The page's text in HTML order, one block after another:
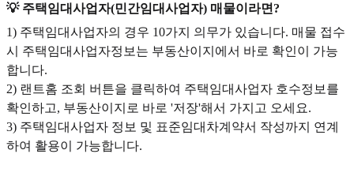
💡 주택임대사업자(민간임대사업자) 매물이라면?
1) 주택임대사업자의 경우 10가지 의무가 있습니다. 매물 접수
시 주택임대사업자정보는 부동산이지에서 바로 확인이 가능
합니다.
2) 랜트홈 조회 버튼을 클릭하여 주택임대사업자 호수정보를
확인하고, 부동산이지로 바로 '저장'해서 가지고 오세요.
3) 주택임대사업자 정보 및 표준임대차계약서 작성까지 연계
하여 활용이 가능합니다.